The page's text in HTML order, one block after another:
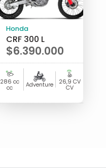
Honda
CRF 300 L
$6.390.000
286 cc
cc Adventure 26,9 CV
CV